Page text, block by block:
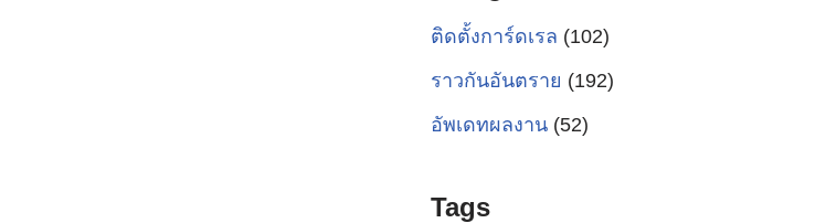
ติดตั้งการ์ดเรล (102)
ราวกันอันตราย (192)
อัพเดทผลงาน(52)
Tags